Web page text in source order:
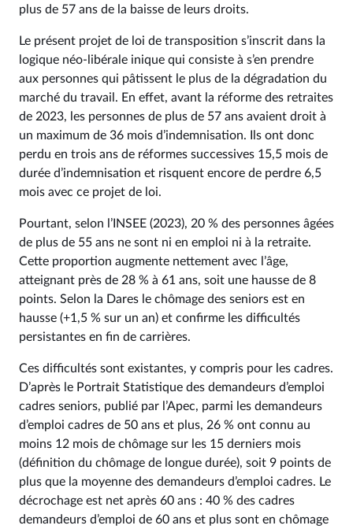
plus de 57 ans de la baisse de leurs droits.
Le présent projet de loi de transposition s’inscrit dans la
logique néo-libérale inique qui consiste à s’en prendre
aux personnes qui pâtissent le plus de la dégradation du
marché du travail. En effet, avant la réforme des retraites
de 2023, les personnes de plus de 57 ans avaient droit à
un maximum de 36 mois d’indemnisation. Ils ont donc
perdu en trois ans de réformes successives 15,5 mois de
durée d’indemnisation et risquent encore de perdre 6,5
mois avec ce projet de loi.
Pourtant, selon l’INSEE (2023), 20 % des personnes âgées
de plus de 55 ans ne sont ni en emploi ni à la retraite.
Cette proportion augmente nettement avec l’âge,
atteignant près de 28 % à 61 ans, soit une hausse de 8
points. Selon la Dares le chômage des seniors est en
hausse (+1,5 % sur un an) et confirme les difficultés
persistantes en fin de carrières.
Ces difficultés sont existantes, y compris pour les cadres.
D’après le Portrait Statistique des demandeurs d’emploi
cadres seniors, publié par l’Apec, parmi les demandeurs
d’emploi cadres de 50 ans et plus, 26 % ont connu au
moins 12 mois de chômage sur les 15 derniers mois
(définition du chômage de longue durée), soit 9 points de
plus que la moyenne des demandeurs d’emploi cadres. Le
décrochage est net après 60 ans : 40 % des cadres
demandeurs d’emploi de 60 ans et plus sont en chômage